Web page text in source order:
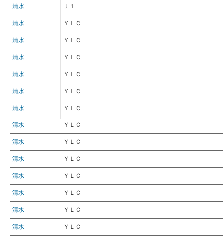
清水 Ｊ１
清水 ＹＬＣ
清水 ＹＬＣ
清水 ＹＬＣ
清水 ＹＬＣ
清水 ＹＬＣ
清水 ＹＬＣ
清水 ＹＬＣ
清水 ＹＬＣ
清水 ＹＬＣ
清水 ＹＬＣ
清水 ＹＬＣ
清水 ＹＬＣ
清水 ＹＬＣ